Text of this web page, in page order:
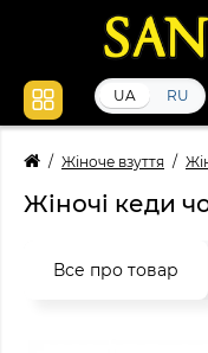
UA RU
Жіноче взуття
Жіночі кеди
Все про товар